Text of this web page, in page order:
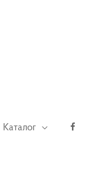
Каталог